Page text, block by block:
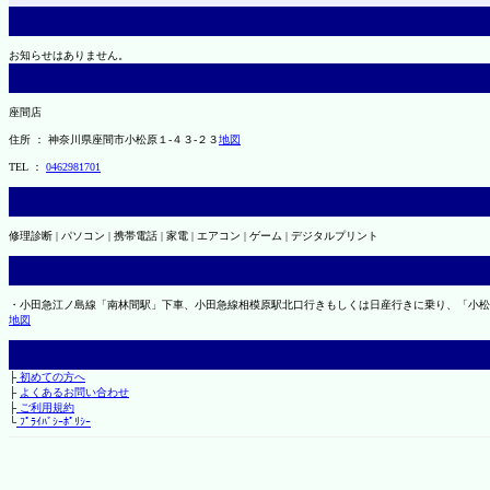
お知らせはありません。
座間店
住所 ： 神奈川県座間市小松原１-４３-２３地図
TEL ： 0462981701
修理診断 | パソコン | 携帯電話 | 家電 | エアコン | ゲーム | デジタルプリント
・小田急江ノ島線「南林間駅」下車、小田急線相模原駅北口行きもしくは日産行きに乗り、「
地図
├初めての方へ
├ よくあるお問い合わせ
├ご利用規約
└ﾌﾟﾗｲﾊﾞｼｰﾎﾟﾘｼｰ